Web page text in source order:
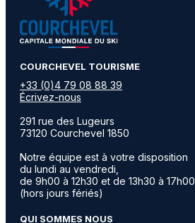
​COURCHEVEL TOURISME
+33 (0)4 79 08 88 39
Écrivez-nous
291 rue des Lugeurs
73120 Courchevel 1850
Notre équipe est à votre disposition
du lundi au vendredi,
de 9h00 à 12h30 et de 13h30 à 17h00
(hors jours fériés)
QUI SOMMES NOUS